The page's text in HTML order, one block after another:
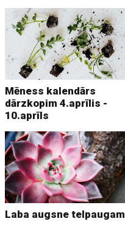
Mēness kalendārs
dārzkopim 4.aprīlis -
10.aprīls
Laba augsne telpaugam